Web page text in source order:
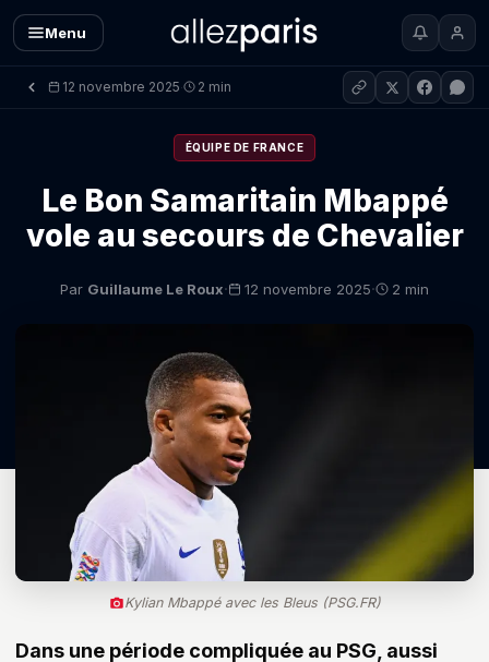
Menu
12 novembre 2025· 2 min
ÉQUIPE DE FRANCE
Le Bon Samaritain Mbappé
vole au secours de Chevalier
Par Guillaume Le Roux· 12 novembre 2025· 2 min
Kylian Mbappé avec les Bleus (PSG.FR)
Dans une période compliquée au PSG, aussi